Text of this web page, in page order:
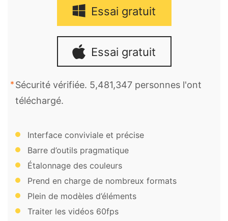
Essai gratuit
Essai gratuit
Sécurité vérifiée. 5,481,347 personnes l'ont
téléchargé.
Interface conviviale et précise
Barre d’outils pragmatique
Étalonnage des couleurs
Prend en charge de nombreux formats
Plein de modèles d’éléments
Traiter les vidéos 60fps